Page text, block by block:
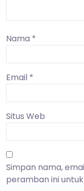
Nama *
Email *
Situs Web
Simpan nama,
peramban ini